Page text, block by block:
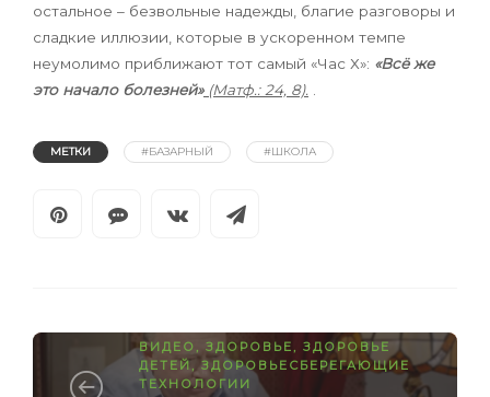
остальное – безвольные надежды, благие разговоры и
сладкие иллюзии, которые в ускоренном темпе
неумолимо приближают тот самый «Час Х»: «Всё же
это начало болезней»(Матф.: 24, 8).
МЕТКИ #БАЗАРНЫЙ #ШКОЛА
ВИДЕО, ЗДОРОВЬЕ, ЗДОРОВЬЕ
ДЕТЕЙ,ЗДОРОВЬЕСБЕРЕГАЮЩИЕ
ТЕХНОЛОГИИ